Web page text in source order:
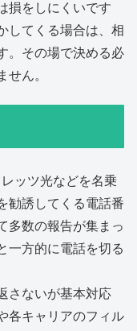
損をしにくいです
してくる場合は、相
。その場で決める必
せん。
ッツ光などを名乗
勧誘してくる電話番
多数の報告が集まっ
一方的に電話を切る
さないが基本対応
各キャリアのフィル